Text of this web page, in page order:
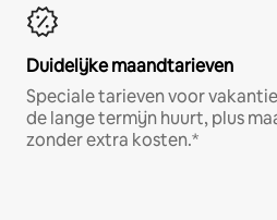
Duidelijke maandtarieven
Speciale tarieven voor
de lange termijn huurt, plus
zonder extra kosten.*